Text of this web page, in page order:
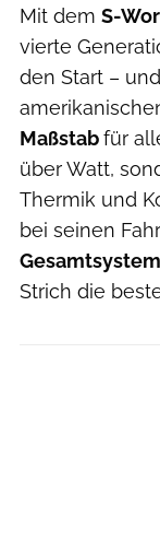
Mit dem S-
vierte
den Start –
Maßstabfür
über Watt,
Thermik und
bei seinen
Gesamtsystem
Strich die